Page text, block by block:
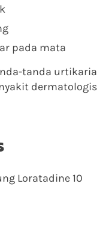
pada mata
tanda urtikaria
dermatologis
Loratadine 10